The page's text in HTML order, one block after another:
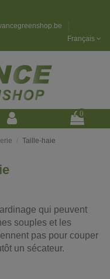
Français
0
Taille-haie
qui peuvent
souples et les
pas pour couper
un sécateur.